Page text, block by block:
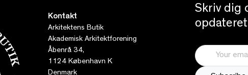
Kontakt
Arkitektens Butik
Akademisk Arkitektforening
Åbenrå 34,
1124 København K
Denmark
Skriv dig